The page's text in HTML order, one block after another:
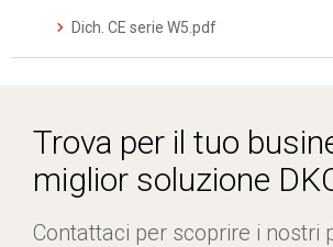
Dich. CE serie W5.pdf
Trova per il tuo
miglior soluzione
Contattaci per scoprire i nostri